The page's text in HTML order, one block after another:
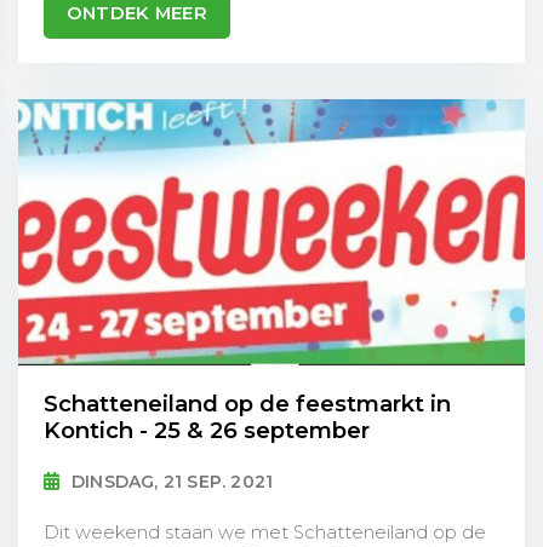
ONTDEK MEER
Schatteneiland op de feestmarkt in
Kontich - 25 & 26 september
DINSDAG, 21 SEP. 2021
Dit weekend staan we met Schatteneiland op de